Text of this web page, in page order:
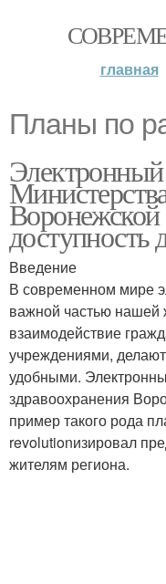
главная
Планы по
Воронежской
доступность
Введение
В современном мире
важной частью
взаимодействие
учреждениями,
удобными.
здравоохранения
пример такого рода
revolutionизировал
жителям региона.